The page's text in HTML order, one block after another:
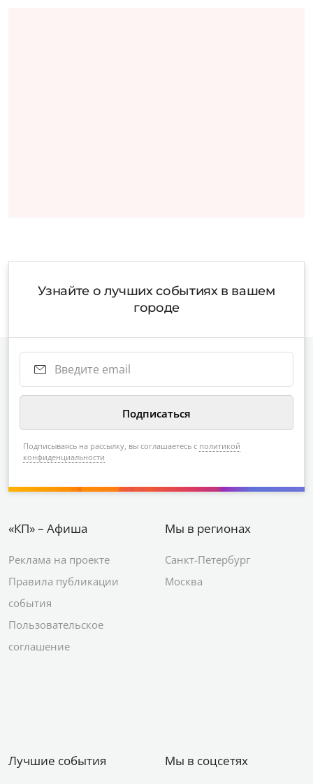
Узнайте о лучших событиях в вашем
городе
Подписываясь на рассылку, вы соглашаетесь с политикой
конфиденциальности
«КП» – Афиша
Реклама на проекте
Правила публикации
события
Пользовательское
соглашение
Мы в регионах
Санкт-Петербург
Москва
Лучшие события Мы в соцсетях